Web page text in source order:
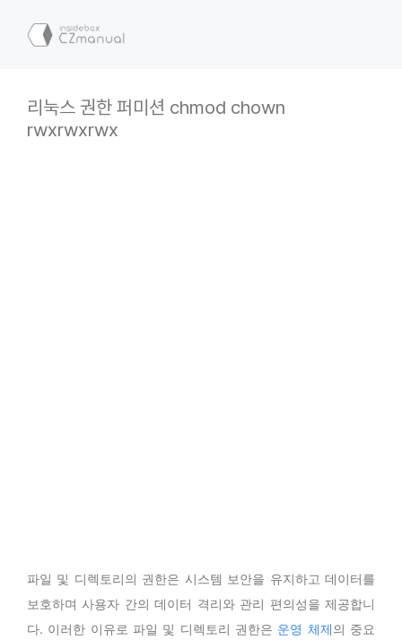
리눅스 권한 퍼미션 chmod chown
rwxrwxrwx
파일 및 디렉토리의 권한은 시스템 보안을 유지하고 데이터를
보호하며 사용자 간의 데이터 격리와 관리 편의성을 제공합니
다. 이러한 이유로 파일 및 디렉토리 권한은 운영 체제의 중요